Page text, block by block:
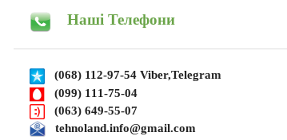
Наші Телефони
(068) 112-97-54 Viber,Telegram
(099) 111-75-04
(063) 649-55-07
tehnoland.info@gmail.com